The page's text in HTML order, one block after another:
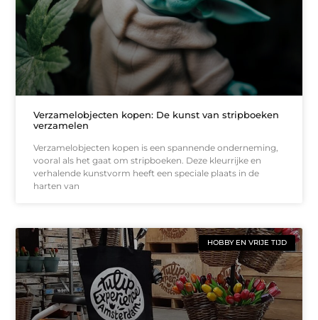
Verzamelobjecten kopen: De kunst van stripboeken
verzamelen
Verzamelobjecten kopen is een spannende onderneming,
vooral als het gaat om stripboeken. Deze kleurrijke en
verhalende kunstvorm heeft een speciale plaats in de
harten van
HOBBY EN VRIJE TIJD